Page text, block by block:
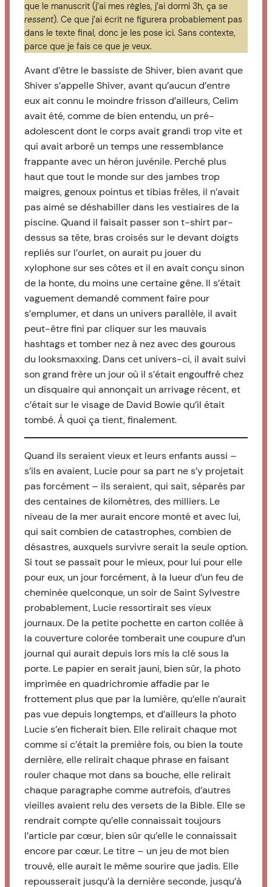
que le manuscrit (j’ai mes règles, j’ai dormi 3h, ça se
ressent). Ce que j’ai écrit ne figurera probablement pas
dans le texte final, donc je les pose ici. Sans contexte,
parce que je fais ce que je veux.
Avant d’être le bassiste de Shiver, bien avant que
Shiver s’appelle Shiver, avant qu’aucun d’entre
eux ait connu le moindre frisson d’ailleurs, Celim
avait été, comme de bien entendu, un pré-
adolescent dont le corps avait grandi trop vite et
qui avait arboré un temps une ressemblance
frappante avec un héron juvénile. Perché plus
haut que tout le monde sur des jambes trop
maigres, genoux pointus et tibias frêles, il n’avait
pas aimé se déshabiller dans les vestiaires de la
piscine. Quand il faisait passer son t-shirt par-
dessus sa tête, bras croisés sur le devant doigts
repliés sur l’ourlet, on aurait pu jouer du
xylophone sur ses côtes et il en avait conçu sinon
de la honte, du moins une certaine gêne. Il s’était
vaguement demandé comment faire pour
s’emplumer, et dans un univers parallèle, il avait
peut-être fini par cliquer sur les mauvais
hashtags et tomber nez à nez avec des gourous
du looksmaxxing. Dans cet univers-ci, il avait suivi
son grand frère un jour où il s’était engouffré chez
un disquaire qui annonçait un arrivage récent, et
c’était sur le visage de David Bowie qu’il était
tombé. À quoi ça tient, finalement.
Quand ils seraient vieux et leurs enfants aussi –
s’ils en avaient, Lucie pour sa part ne s’y projetait
pas forcément – ils seraient, qui sait, séparés par
des centaines de kilomètres, des milliers. Le
niveau de la mer aurait encore monté et avec lui,
qui sait combien de catastrophes, combien de
désastres, auxquels survivre serait la seule option.
Si tout se passait pour le mieux, pour lui pour elle
pour eux, un jour forcément, à la lueur d’un feu de
cheminée quelconque, un soir de Saint Sylvestre
probablement, Lucie ressortirait ses vieux
journaux. De la petite pochette en carton collée à
la couverture colorée tomberait une coupure d’un
journal qui aurait depuis lors mis la clé sous la
porte. Le papier en serait jauni, bien sûr, la photo
imprimée en quadrichromie affadie par le
frottement plus que par la lumière, qu’elle n’aurait
pas vue depuis longtemps, et d’ailleurs la photo
Lucie s’en ficherait bien. Elle relirait chaque mot
comme si c’était la première fois, ou bien la toute
dernière, elle relirait chaque phrase en faisant
rouler chaque mot dans sa bouche, elle relirait
chaque paragraphe comme autrefois, d’autres
vieilles avaient relu des versets de la Bible. Elle se
rendrait compte qu’elle connaissait toujours
l’article par cœur, bien sûr qu’elle le connaissait
encore par cœur. Le titre – un jeu de mot bien
trouvé, elle aurait le même sourire que jadis. Elle
repousserait jusqu’à la dernière seconde, jusqu’à